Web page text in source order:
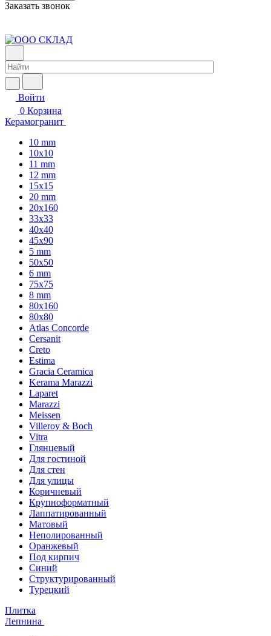
Заказать звонок
Войти
0 Корзина
Керамогранит
10 mm
10x10
11 mm
12 mm
15x15
20 mm
20х160
33x33
40х40
45x90
5 mm
50x50
6 mm
75х75
8 mm
80x160
80x80
Atlas Concorde
Cersanit
Creto
Estima
Gracia Ceramica
Kerama Marazzi
Laparet
Marazzi
Meissen
Villeroy & Boch
Vitra
Глянцевый
Для гостиной
Для стен
Для улицы
Коричневый
Крупноформатный
Лаппатированный
Матовый
Неполированный
Оранжевый
Под кирпич
Синий
Структурированный
Турецкий
Плитка
Лепнина